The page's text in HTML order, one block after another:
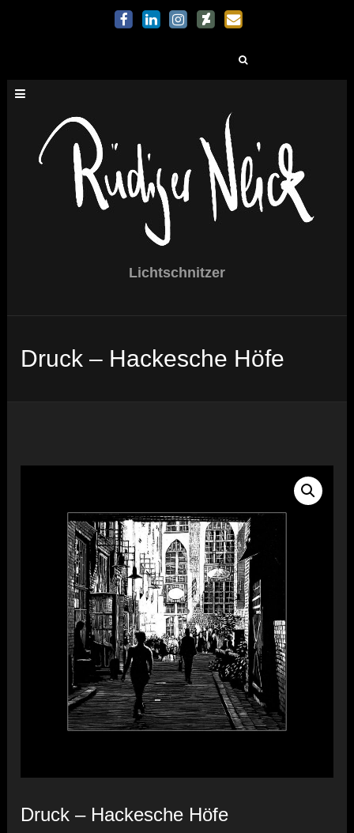
Lichtschnitzer
Druck – Hackesche Höfe
Druck – Hackesche Höfe